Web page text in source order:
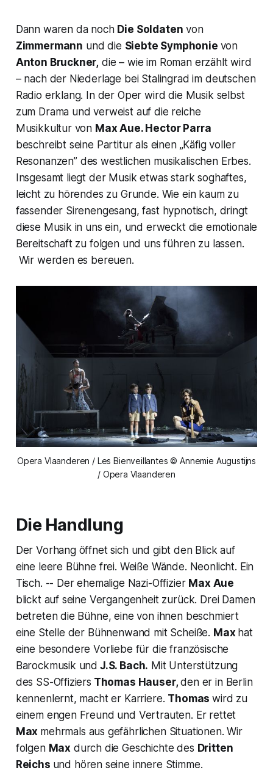
Dann waren da noch Die Soldaten von
Zimmermann und die Siebte Symphonie von
Anton Bruckner, die – wie im Roman erzählt wird
– nach der Niederlage bei Stalingrad im deutschen
Radio erklang. In der Oper wird die Musik selbst
zum Drama und verweist auf die reiche
Musikkultur von Max Aue. Hector Parra
beschreibt seine Partitur als einen „Käfig voller
Resonanzen”des westlichen musikalischen Erbes.
Insgesamt liegt der Musik etwas stark soghaftes,
leicht zu hörendes zu Grunde. Wie ein kaum zu
fassender Sirenengesang, fast hypnotisch, dringt
diese Musik in uns ein, und erweckt die emotionale
Bereitschaft zu folgen und uns führen zu lassen.
Wir werden es bereuen.
Opera Vlaanderen / Les Bienveillantes © Annemie Augustijns
/ Opera Vlaanderen
Die Handlung
Der Vorhang öffnet sich und gibt den Blick auf
eine leere Bühne frei. Weiße Wände. Neonlicht. Ein
Tisch. -- Der ehemalige Nazi-Offizier Max Aue
blickt auf seine Vergangenheit zurück. Drei Damen
betreten die Bühne, eine von ihnen beschmiert
eine Stelle der Bühnenwand mit Scheiße. Max hat
eine besondere Vorliebe für die französische
Barockmusik und J.S. Bach. Mit Unterstützung
des SS-Offiziers Thomas Hauser,den er in Berlin
kennenlernt, macht er Karriere. Thomas wird zu
einem engen Freund und Vertrauten. Er rettet
Max mehrmals aus gefährlichen Situationen. Wir
folgen Max durch die Geschichte des Dritten
Reichs und hören seine innere Stimme.